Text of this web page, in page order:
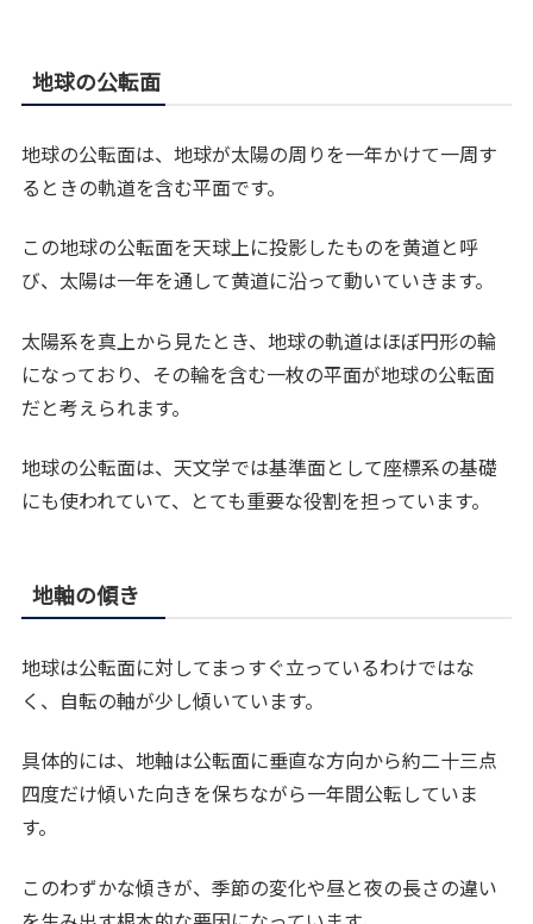
地球の公転面
地球の公転面は、地球が太陽の周りを一年かけて一周す
るときの軌道を含む平面です。
この地球の公転面を天球上に投影したものを黄道と呼
び、太陽は一年を通して黄道に沿って動いていきます。
太陽系を真上から見たとき、地球の軌道はほぼ円形の輪
になっており、その輪を含む一枚の平面が地球の公転面
だと考えられます。
地球の公転面は、天文学では基準面として座標系の基礎
にも使われていて、とても重要な役割を担っています。
地軸の傾き
地球は公転面に対してまっすぐ立っているわけではな
く、自転の軸が少し傾いています。
具体的には、地軸は公転面に垂直な方向から約二十三点
四度だけ傾いた向きを保ちながら一年間公転していま
す。
このわずかな傾きが、季節の変化や昼と夜の長さの違い